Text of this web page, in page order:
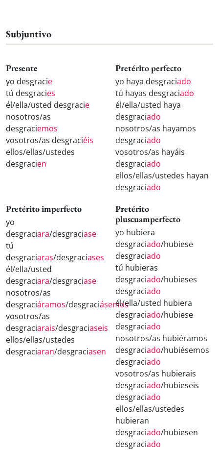
Subjuntivo
Presente
yo desgracie
tú desgracies
él/ella/usted desgracie
nosotros/as
desgraciemos
vosotros/as desgraciéis
ellos/ellas/ustedes
desgracien
Pretérito perfecto
yo haya desgraciado
tú hayas desgraciado
él/ella/usted haya
desgraciado
nosotros/as hayamos
desgraciado
vosotros/as hayáis
desgraciado
ellos/ellas/ustedes hayan
desgraciado
Pretérito imperfecto
yo
desgraciara/desgraciase
tú
desgraciaras/desgraciases
él/ella/usted
desgraciara/desgraciase
nosotros/as
desgraciáramos/desgraciásemos
vosotros/as
desgraciarais/desgraciaseis
ellos/ellas/ustedes
desgraciaran/desgraciasen
Pretérito
pluscuamperfecto
yo hubiera
desgraciado/hubiese
desgraciado
tú hubieras
desgraciado/hubieses
desgraciado
él/ella/usted hubiera
desgraciado/hubiese
desgraciado
nosotros/as hubiéramos
desgraciado/hubiésemos
desgraciado
vosotros/as hubierais
desgraciado/hubieseis
desgraciado
ellos/ellas/ustedes
hubieran
desgraciado/hubiesen
desgraciado